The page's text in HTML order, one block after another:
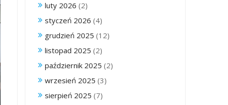
luty 2026 (2)
styczeń 2026 (4)
grudzień 2025 (12)
listopad 2025 (2)
październik 2025 (2)
wrzesień 2025 (3)
sierpień 2025 (7)